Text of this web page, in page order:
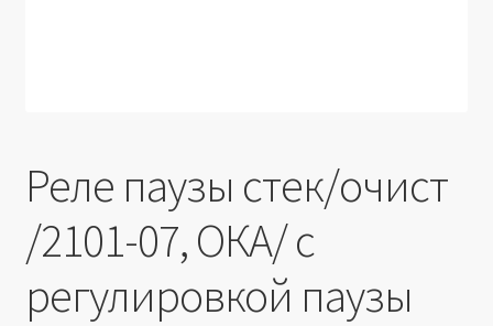
Реле паузы стек/очист
/2101-07, ОКА/ с
регулировкой паузы